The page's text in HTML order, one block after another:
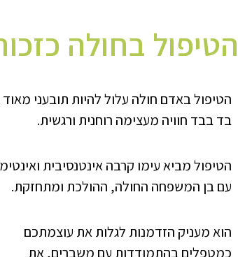
הטיפול בחולה
הטיפול באדם חולה עלול להיות תובעני
בד בבד חוויה מעצימה רוחנית ורגשית.
הטיפול מביא עימו קרבה אינטנסיבית
עם בן המשפחה החולה, ההולכת ומתחזקת.
הוא מעניק הזדמנות לגלות את עוצמתכם
כמטפלים בהתמודדות עם משברים, את